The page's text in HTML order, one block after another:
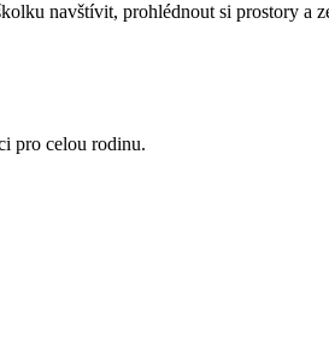
navštívit, prohlédnout si prostory
pro celou rodinu.